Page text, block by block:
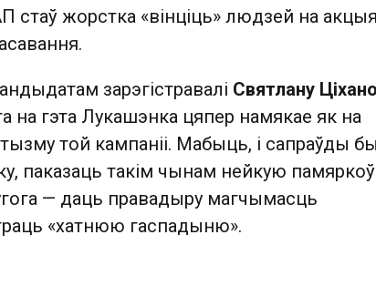
стаў жорстка «вінціць» людзей на
зарэгістравалі Святлану
на гэта Лукашэнка цяпер намякае як на
той кампаніі. Мабыць, і сапраўды
паказаць такім чынам нейкую
— даць правадыру магчымасць
«хатнюю гаспадыню».